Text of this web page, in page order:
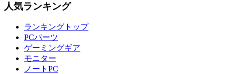
人気ランキング
ランキングトップ
PCパーツ
ゲーミングギア
モニター
ノートPC